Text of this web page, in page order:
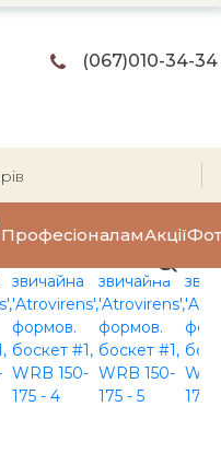
(067)010-34-34
ПрофесіоналамАкції